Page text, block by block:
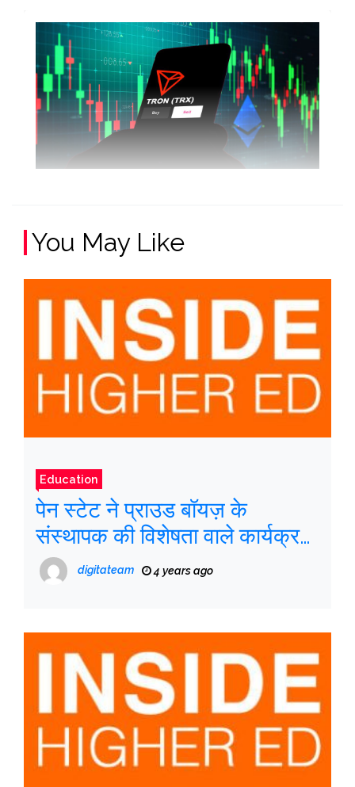
You May Like
Education
पेन स्टेट ने प्राउड बॉयज़ के
संस्थापक की विशेषता वाले कार्यक्रम
को रद्द कर दिया
digitateam 4 years ago